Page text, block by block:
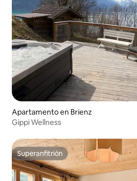
Apartamento en Brienz
Gippi Wellness
Superanfitrión
Superanfitrión